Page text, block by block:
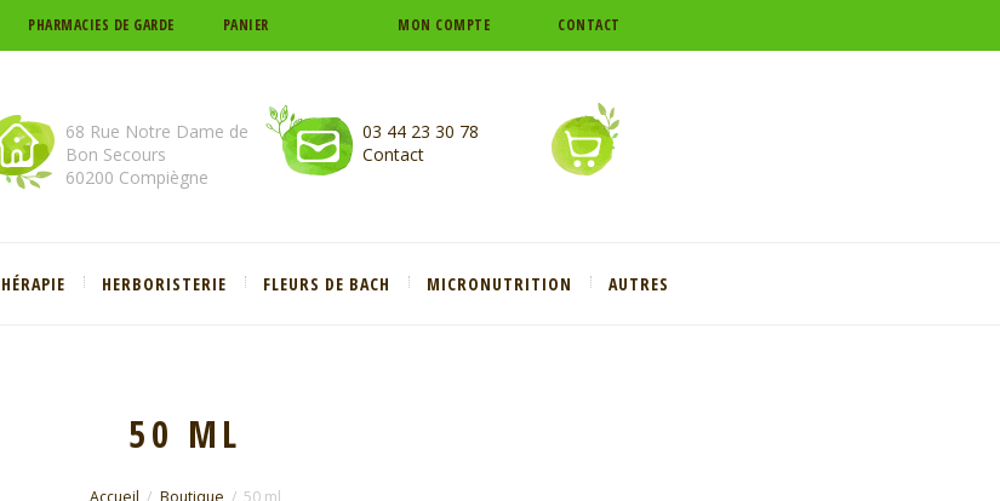
PHARMACIES DE GARDE PANIER MON COMPTE CONTACT
68 Rue Notre Dame de
Bon Secours
60200 Compiègne
03 44 23 30 78
Contact
HERBORISTERIE FLEURS DE BACH MICRONUTRITION AUTRES
50 ML